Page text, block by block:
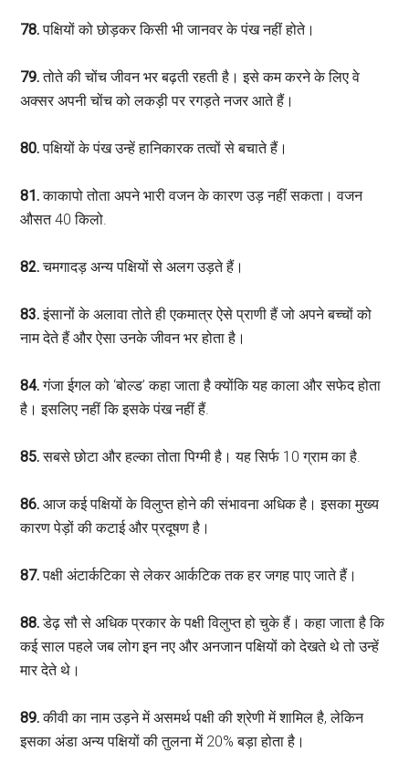
78.पक्षियों को छोड़कर किसी भी जानवर के पंख नहीं होते।
79.तोते की चोंच जीवन भर बढ़ती रहती है। इसे कम करने के लिए वे
अक्सर अपनी चोंच को लकड़ी पर रगड़ते नजर आते हैं।
80.पक्षियों के पंख उन्हें हानिकारक तत्वों से बचाते हैं।
81.काकापो तोता अपने भारी वजन के कारण उड़ नहीं सकता। वजन
औसत 40 किलो.
82.चमगादड़ अन्य पक्षियों से अलग उड़ते हैं।
83.इंसानों के अलावा तोते ही एकमात्र ऐसे प्राणी हैं जो अपने बच्चों को
नाम देते हैं और ऐसा उनके जीवन भर होता है।
84.गंजा ईगल को ‘बोल्ड’ कहा जाता है क्योंकि यह काला और सफेद होता
है। इसलिए नहीं कि इसके पंख नहीं हैं.
85.सबसे छोटा और हल्का तोता पिग्मी है। यह सिर्फ 10 ग्राम का है.
86.आज कई पक्षियों के विलुप्त होने की संभावना अधिक है। इसका मुख्य
कारण पेड़ों की कटाई और प्रदूषण है।
87.पक्षी अंटार्कटिका से लेकर आर्कटिक तक हर जगह पाए जाते हैं।
88.डेढ़ सौ से अधिक प्रकार के पक्षी विलुप्त हो चुके हैं। कहा जाता है कि
कई साल पहले जब लोग इन नए और अनजान पक्षियों को देखते थे तो उन्हें
मार देते थे।
89.कीवी का नाम उड़ने में असमर्थ पक्षी की श्रेणी में शामिल है, लेकिन
इसका अंडा अन्य पक्षियों की तुलना में 20% बड़ा होता है।